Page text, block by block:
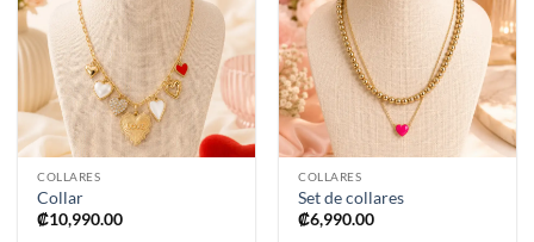
Añadir
a la
lista de
deseos
COLLARES
Collar
₡10,990.00
Añadir
a la
lista de
deseos
COLLARES
Set de collares
₡6,990.00